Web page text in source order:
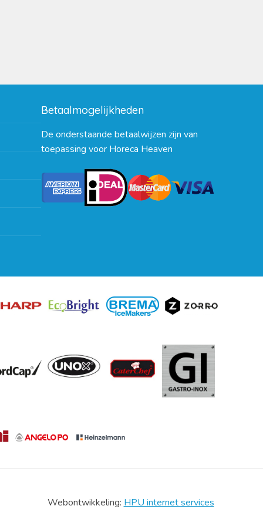
Betaalmogelijkheden
De onderstaande betaalwijzen zijn van
toepassing voor Horeca Heaven
Webontwikkeling: HPU internet services